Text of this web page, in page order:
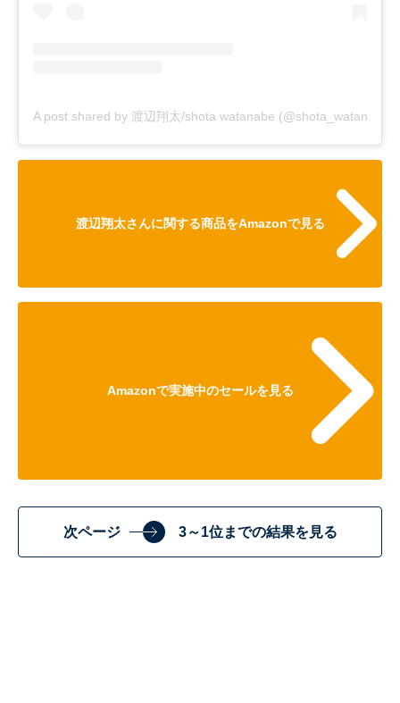
A post shared by 渡辺翔太/shota watanabe
渡辺翔太さんに関する商品をAmazonで見る
Amazonで実施中のセールを見る
次ページ 3～1位までの結果を見る